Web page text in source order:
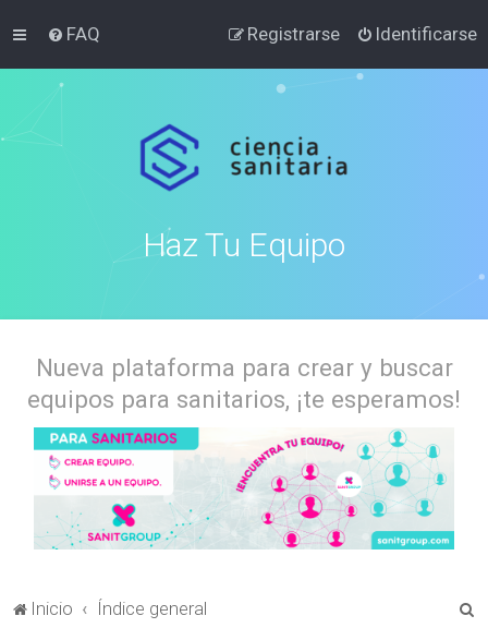
FAQ Identificarse
Registrarse
Haz Tu Equipo
Nueva plataforma para crear y buscar
equipos para sanitarios, ¡te esperamos!
Inicio Índice general